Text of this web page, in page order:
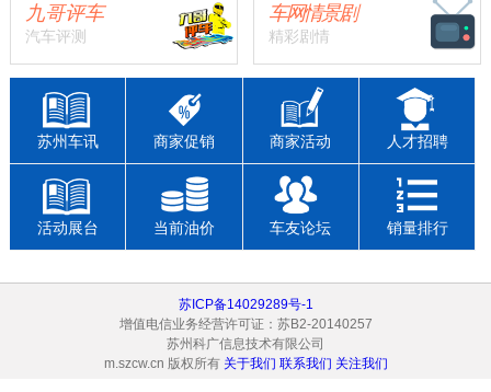
九哥评车
汽车评测
车网情景剧
精彩剧情
苏州车讯 商家促销 商家活动 人才招聘
活动展台 当前油价 车友论坛 销量排行
苏ICP备14029289号-1
增值电信业务经营许可证：苏B2-20140257
苏州科广信息技术有限公司
m.szcw.cn 版权所有 关于我们 联系我们 关注我们